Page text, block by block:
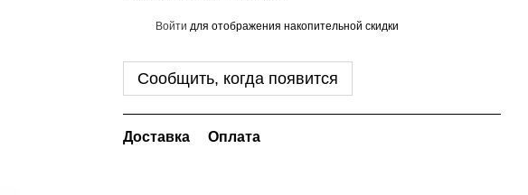
Войти для отображения накопительной скидки
Сообщить, когда появится
Доставка Оплата